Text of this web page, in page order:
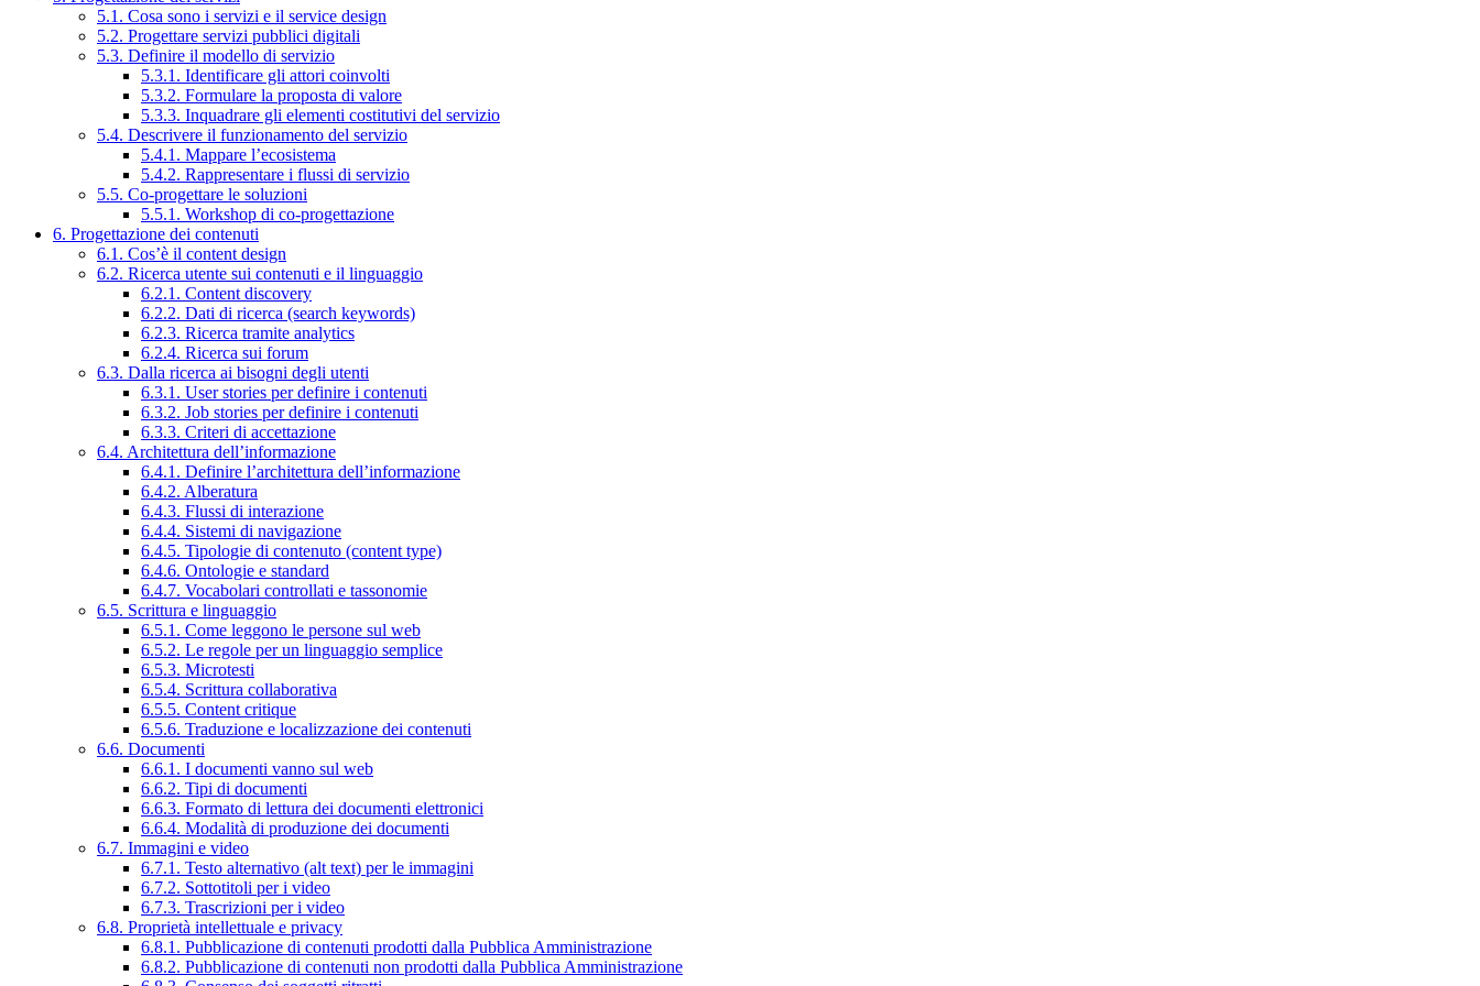
5.1. Cosa sono i servizi e il service design
5.2. Progettare servizi pubblici digitali
5.3. Definire il modello di servizio
5.3.1. Identificare gli attori coinvolti
5.3.2. Formulare la proposta di valore
5.3.3. Inquadrare gli elementi costitutivi del servizio
5.4. Descrivere il funzionamento del servizio
5.4.1. Mappare l’ecosistema
5.4.2. Rappresentare i flussi di servizio
5.5. Co-progettare le soluzioni
5.5.1. Workshop di co-progettazione
6. Progettazione dei contenuti
6.1. Cos’è il content design
6.2. Ricerca utente sui contenuti e il linguaggio
6.2.1. Content discovery
6.2.2. Dati di ricerca (search keywords)
6.2.3. Ricerca tramite analytics
6.2.4. Ricerca sui forum
6.3. Dalla ricerca ai bisogni degli utenti
6.3.1. User stories per definire i contenuti
6.3.2. Job stories per definire i contenuti
6.3.3. Criteri di accettazione
6.4. Architettura dell’informazione
6.4.1. Definire l’architettura dell’informazione
6.4.2. Alberatura
6.4.3. Flussi di interazione
6.4.4. Sistemi di navigazione
6.4.5. Tipologie di contenuto (content type)
6.4.6. Ontologie e standard
6.4.7. Vocabolari controllati e tassonomie
6.5. Scrittura e linguaggio
6.5.1. Come leggono le persone sul web
6.5.2. Le regole per un linguaggio semplice
6.5.3. Microtesti
6.5.4. Scrittura collaborativa
6.5.5. Content critique
6.5.6. Traduzione e localizzazione dei contenuti
6.6. Documenti
6.6.1. I documenti vanno sul web
6.6.2. Tipi di documenti
6.6.3. Formato di lettura dei documenti elettronici
6.6.4. Modalità di produzione dei documenti
6.7. Immagini e video
6.7.1. Testo alternativo (alt text) per le immagini
6.7.2. Sottotitoli per i video
6.7.3. Trascrizioni per i video
6.8. Proprietà intellettuale e privacy
6.8.1. Pubblicazione di contenuti prodotti dalla Pubblica Amministrazione
6.8.2. Pubblicazione di contenuti non prodotti dalla Pubblica Amministrazione